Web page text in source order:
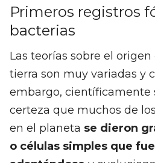
Primeros registros
bacterias
Las teorías sobre el
tierra son muy variadas y
embargo, científicamente
certeza que muchos de
en el planeta se dieron
o células simples que